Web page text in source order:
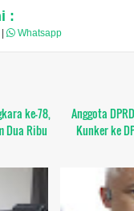
:
Whatsapp
ke-78,
Dua Ribu
Anggota
Kunker ke